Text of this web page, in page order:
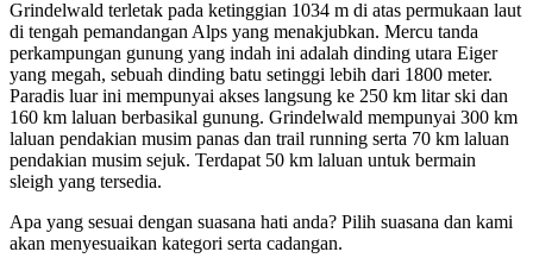
Grindelwald terletak pada ketinggian 1034 m di atas permukaan laut
di tengah pemandangan Alps yang menakjubkan. Mercu tanda
perkampungan gunung yang indah ini adalah dinding utara Eiger
yang megah, sebuah dinding batu setinggi lebih dari 1800 meter.
Paradis luar ini mempunyai akses langsung ke 250 km litar ski dan
160 km laluan berbasikal gunung. Grindelwald mempunyai 300 km
laluan pendakian musim panas dan trail running serta 70 km laluan
pendakian musim sejuk. Terdapat 50 km laluan untuk bermain
sleigh yang tersedia.
Apa yang sesuai dengan suasana hati anda? Pilih suasana dan kami
akan menyesuaikan kategori serta cadangan.